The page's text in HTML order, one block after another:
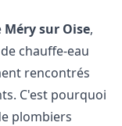
Méry sur Oise,
chauffe-eau
rencontrés
C'est pourquoi
plombiers